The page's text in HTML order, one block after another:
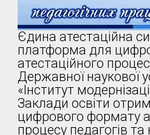
Єдина атестаційна
платформа для
атестаційного
Державної наукової
«Інститут
Заклади освіти
цифрового формату
процесу педагогів та